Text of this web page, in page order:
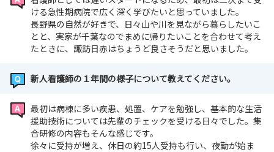
ける急性期病院で広く深く学びたいと思っていました。
長野県の自然が好きで、日々山や川を見ながら暮らしたいこ
とと、実家が千葉なのでまめに帰りたいことを合わせて考え
たときに、諏訪日赤はちょうど良さそうだと思いました。
新人看護師の１年間の様子について教えてください。
最初は病棟に多い疾患、処置、ケアを勉強し、基本的な生活
援助技術については先輩のチェックを受ける日々でした。集
合研修の内容もそんな感じです。
徐々に受持が増え、休日の約15人受持も行い、夜勤が始ま